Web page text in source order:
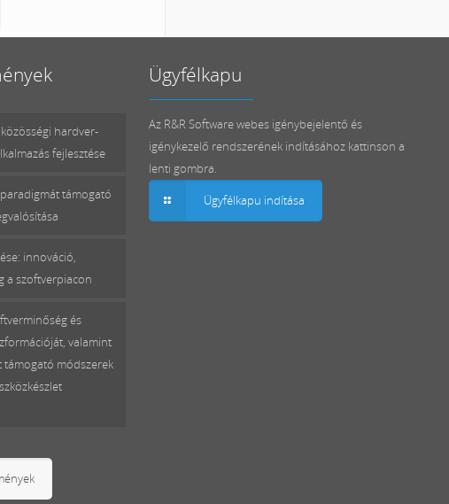
hardver-
fejlesztése
támogató
innováció,
a szoftverpiacon
és
valamint
támogató módszerek
Ügyfélkapu
Az R&R Software webes igénybejelentő és
igénykezelő rendszerének indításához kattinson a
lenti gombra.
Ügyfélkapu indítása